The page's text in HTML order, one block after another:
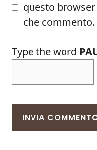
questo
che commento.
Type the word